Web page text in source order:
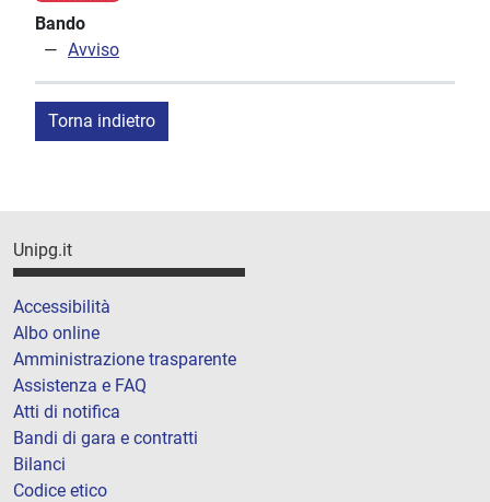
Bando
Avviso
Torna indietro
Unipg.it
Accessibilità
Albo online
Amministrazione trasparente
Assistenza e FAQ
Atti di notifica
Bandi di gara e contratti
Bilanci
Codice etico